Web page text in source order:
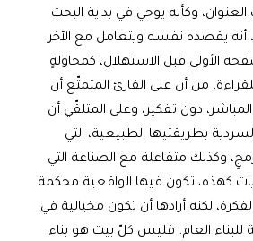
العنوان، وكأنه يوحي في بداية البحث
أنه يقصده نفسه ويتعامل مع الآخر
الأولى قبل الاستهلال، كمحاولةٍ
من أن على القارئ المتمتّع أن
دون تفكير، وعلى المتلقّي أن
بطريقتيها الطبيعية، التي
وكذلك متفاعلة مع الصناعة التي
كهذه، تكون فيها الواقعية محكمة
لكنه أرادها أن تكون مخيالية في
للبناء العام. فليس كلّ بيت هو بناء